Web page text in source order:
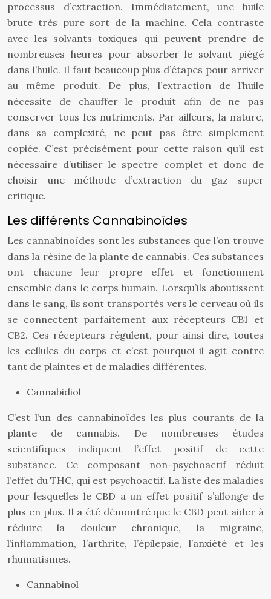
processus d’extraction. Immédiatement, une huile
brute très pure sort de la machine. Cela contraste
avec les solvants toxiques qui peuvent prendre de
nombreuses heures pour absorber le solvant piégé
dans l’huile. Il faut beaucoup plus d’étapes pour arriver
au même produit. De plus, l’extraction de l’huile
nécessite de chauffer le produit afin de ne pas
conserver tous les nutriments. Par ailleurs, la nature,
dans sa complexité, ne peut pas être simplement
copiée. C’est précisément pour cette raison qu’il est
nécessaire d’utiliser le spectre complet et donc de
choisir une méthode d’extraction du gaz super
critique.
Les différents Cannabinoïdes
Les cannabinoïdes sont les substances que l’on trouve
dans la résine de la plante de cannabis. Ces substances
ont chacune leur propre effet et fonctionnent
ensemble dans le corps humain. Lorsqu’ils aboutissent
dans le sang, ils sont transportés vers le cerveau où ils
se connectent parfaitement aux récepteurs CB1 et
CB2. Ces récepteurs régulent, pour ainsi dire, toutes
les cellules du corps et c’est pourquoi il agit contre
tant de plaintes et de maladies différentes.
Cannabidiol
C’est l’un des cannabinoïdes les plus courants de la
plante de cannabis. De nombreuses études
scientifiques indiquent l’effet positif de cette
substance. Ce composant non-psychoactif réduit
l’effet du THC, qui est psychoactif. La liste des maladies
pour lesquelles le CBD a un effet positif s’allonge de
plus en plus. Il a été démontré que le CBD peut aider à
réduire la douleur chronique, la migraine,
l’inflammation, l’arthrite, l’épilepsie, l’anxiété et les
rhumatismes.
Cannabinol